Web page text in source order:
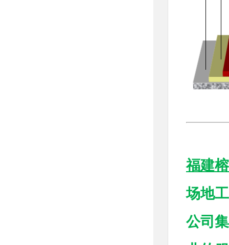
福建
场地
公司